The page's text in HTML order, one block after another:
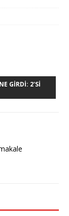
GIRDI: 2'SI